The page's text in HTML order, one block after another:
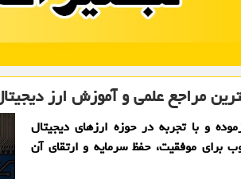
مراجع علمی و آموزش ارز
و با تجربه در حوزه ارزهای دیجیتال
برای موفقیت، حفظ سرمایه و ارتقای آن